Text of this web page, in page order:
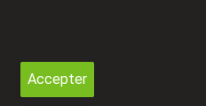
Accepter